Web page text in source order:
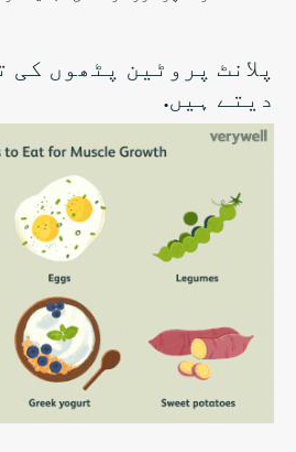
پلانٹ پروٹین پٹھوں کی
دیتے ہیں.